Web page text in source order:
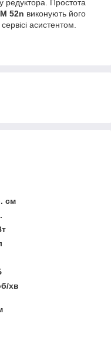
редуктора. Простота
52n виконують його
асистентом.
см
хв